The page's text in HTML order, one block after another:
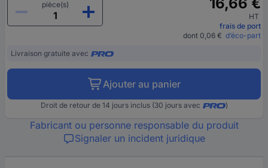
pièce(s)
HT
frais de port
dont 0,06 € d’éco-part
Livraison gratuite avec
Ajouter au panier
Droit de retour de 14 jours inclus (30 jours avec )
Fabricant ou personne responsable du produit
Signaler un incident juridique